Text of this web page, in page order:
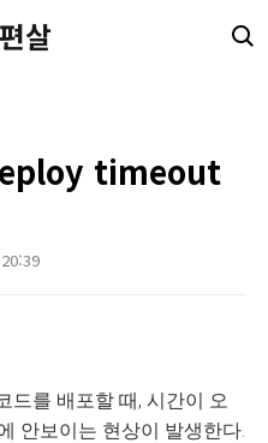
살
timeout
드를 배포할 때, 시간이 오
안보이는 현상이 발생한다.